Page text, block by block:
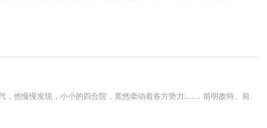
他慢慢发现，小小的四合院，竟然牵动着各方势力....... 前明敌特、前